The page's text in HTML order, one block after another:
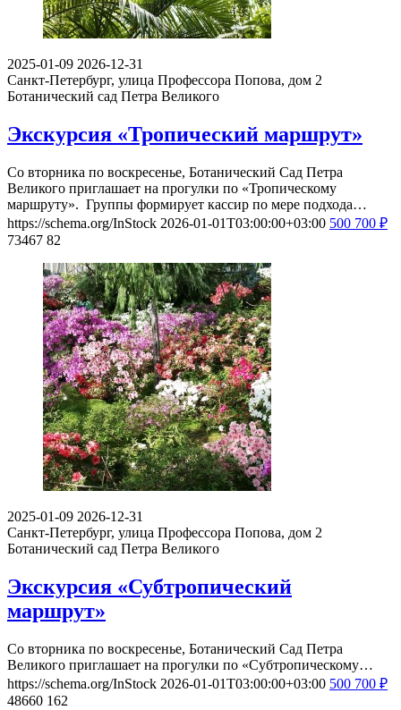
2025-01-09 2026-12-31
Санкт-Петербург, улица Профессора Попова, дом 2
Ботанический сад Петра Великого
Экскурсия «Тропический маршрут»
Со вторника по воскресенье, Ботанический Сад Петра
Великого приглашает на прогулки по «Тропическому
маршруту». Группы формирует кассир по мере подхода…
https://schema.org/InStock 2026-01-01T03:00:00+03:00 500 700 ₽
73467 82
2025-01-09 2026-12-31
Санкт-Петербург, улица Профессора Попова, дом 2
Ботанический сад Петра Великого
Экскурсия «Субтропический
маршрут»
Со вторника по воскресенье, Ботанический Сад Петра
Великого приглашает на прогулки по «Субтропическому…
https://schema.org/InStock 2026-01-01T03:00:00+03:00 500 700 ₽
48660 162